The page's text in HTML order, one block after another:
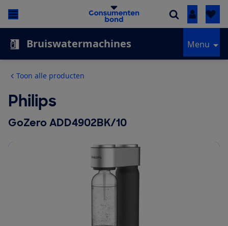
Inloggen
Bruiswatermachines Menu
Toon alle producten
Philips
GoZero ADD4902BK/10